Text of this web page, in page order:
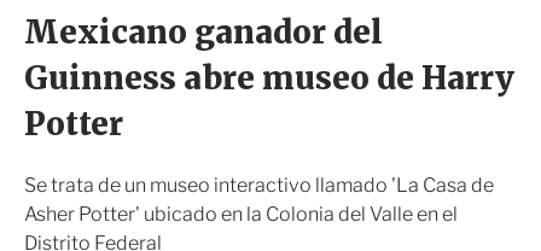
S
i
r
Mexicano ganador del
Guinness abre museo de Harry
Potter
Se trata de un museo interactivo llamado 'La Casa de
Asher Potter' ubicado en la Colonia del Valle en el
Distrito Federal